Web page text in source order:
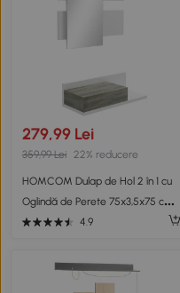
279,99 Lei
359,99 Lei 22% reducere
HOMCOM Dulap de Hol 2 în 1 cu
Oglindă de Perete 75x3,5x75 cm
și Sertar 75x30,5x20 cm, Gri și Alb
4.9